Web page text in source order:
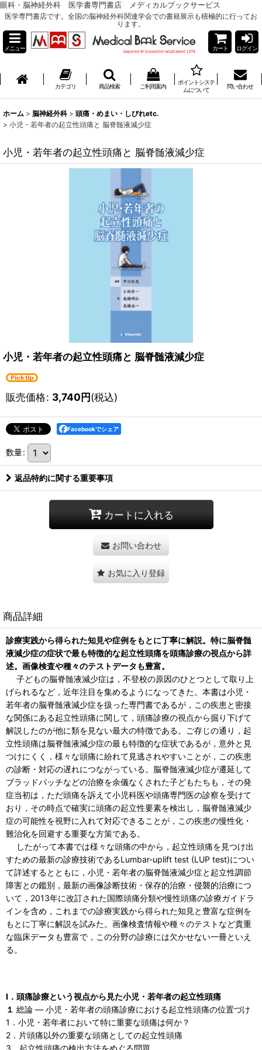
眼科・脳神経外科 医学書専門書店 メディカルブックサービス
医学専門書店です。全国の脳神経外科関連学会での書籍展示も積極的に行ってお
ります。
メニュー カート ログイン
カテゴリ 商品検索 ご利用案内
ポイントシステ
ムについて
問い合わせ
ホーム > 脳神経外科 > 頭痛・めまい・しびれetc.
> 小児・若年者の起立性頭痛と 脳脊髄液減少症
小児・若年者の起立性頭痛と 脳脊髄液減少症
小児・若年者の起立性頭痛と 脳脊髄液減少症
販売価格: 3,740円(税込)
Facebookでシェア
数量:
返品特約に関する重要事項
カートに入れる
お問い合わせ
お気に入り登録
商品詳細
診療実践から得られた知見や症例をもとに丁寧に解説。特に脳脊髄
液減少症の症状で最も特徴的な起立性頭痛を頭痛診療の視点から詳
述。画像検査や種々のテストデータも豊富。
子どもの脳脊髄液減少症は，不登校の原因のひとつとして取り上
げられるなど，近年注目を集めるようになってきた。本書は小児・
若年者の脳脊髄液減少症を扱った専門書であるが，この疾患と密接
な関係にある起立性頭痛に関して，頭痛診療の視点から掘り下げて
解説したのが他に類を見ない最大の特徴である。ご存じの通り，起
立性頭痛は脳脊髄液減少症の最も特徴的な症状であるが，意外と見
つけにくく，様々な頭痛に紛れて見逃されやすいことが，この疾患
の診断・対応の遅れにつながっている。脳脊髄液減少症が遷延して
ブラッドパッチなどの治療を余儀なくされた子どもたちも，その発
症当初は，ただ頭痛を訴えて小児科医や頭痛専門医の診察を受けて
おり，その時点で確実に頭痛の起立性要素を検出し，脳脊髄液減少
症の可能性を視野に入れて対応できることが，この疾患の慢性化・
難治化を回避する重要な方策である。
したがって本書では様々な頭痛の中から，起立性頭痛を見つけ出
すための最新の診療技術であるLumbar-uplift test (LUP test)につい
て詳述するとともに，小児・若年者の脳脊髄液減少症と起立性調節
障害との鑑別，最新の画像診断技術・保存的治療・侵襲的治療につ
いて，2013年に改訂された国際頭痛分類や慢性頭痛の診療ガイドラ
インを含め，これまでの診療実践から得られた知見と豊富な症例を
もとに丁寧に解説を試みた。画像検査情報や種々のテストなど貴重
な臨床データも豊富で，この分野の診療には欠かせない一冊といえ
る。
I．頭痛診療という視点から見た小児・若年者の起立性頭痛
１ 総論 ― 小児・若年者の頭痛診療における起立性頭痛の位置づけ
1．小児・若年者において特に重要な頭痛は何か？
2．片頭痛以外の重要な頭痛としての起立性頭痛